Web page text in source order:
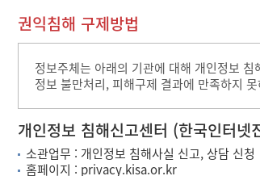
권익침해 구제방법
정보주체는 아래의 기관에 대해 개인정보
정보 불만처리, 피해구제 결과에 만족하지
개인정보 침해신고센터 (한국인터넷
소관업무 : 개인정보 침해사실 신고, 상담 신청
홈페이지 : privacy.kisa.or.kr